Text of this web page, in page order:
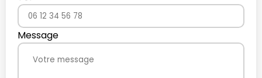
Message